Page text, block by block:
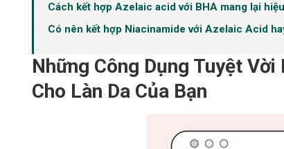
Cách kết hợp Azelaic acid với BHA mang lại
Có nên kết hợp Niacinamide với Azelaic Acid
Những Công Dụng Tuyệt
Cho Làn Da Của Bạn